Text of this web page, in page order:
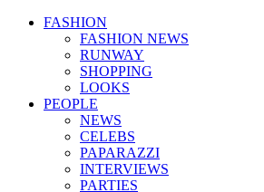
FASHION
FASHION NEWS
RUNWAY
SHOPPING
LOOKS
PEOPLE
NEWS
CELEBS
PAPARAZZI
INTERVIEWS
PARTIES